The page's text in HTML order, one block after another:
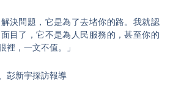
決問題，它是為了去堵你的路。我就認
目了，它不是為人民服務的，甚至你的
裡，一文不值。」
彭新宇採訪報導